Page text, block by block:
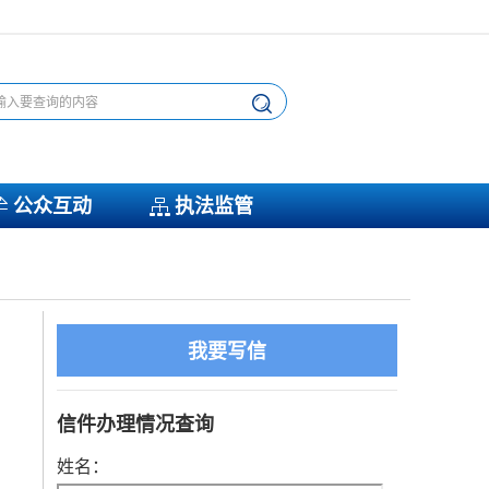
公众互动 执法监管
我要写信
信件办理情况查询
姓名：